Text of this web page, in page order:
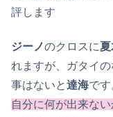
評します
ジーノのクロスに夏
れますが、ガタイの
事はないと達海です
自分に何が出来な